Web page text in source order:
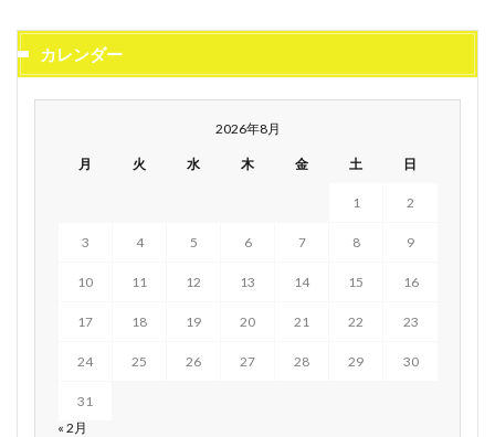
カレンダー
2026年8月
月 火 水 木 金 土 日
1 2
3 4 5 6 7 8 9
10 11 12 13 14 15 16
17 18 19 20 21 22 23
24 25 26 27 28 29 30
31
« 2月